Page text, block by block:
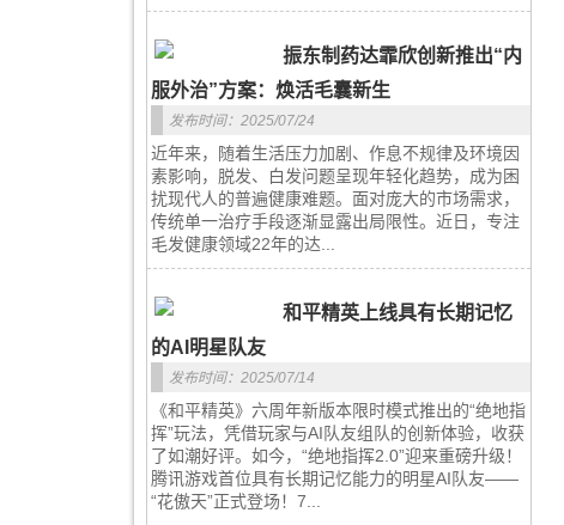
振东制药达霏欣创新推出“内
服外治”方案：焕活毛囊新生
发布时间：2025/07/24
近年来，随着生活压力加剧、作息不规律及环境因
素影响，脱发、白发问题呈现年轻化趋势，成为困
扰现代人的普遍健康难题。面对庞大的市场需求，
传统单一治疗手段逐渐显露出局限性。近日，专注
毛发健康领域22年的达...
和平精英上线具有长期记忆
的AI明星队友
发布时间：2025/07/14
《和平精英》六周年新版本限时模式推出的“绝地指
挥”玩法，凭借玩家与AI队友组队的创新体验，收获
了如潮好评。如今，“绝地指挥2.0”迎来重磅升级！
腾讯游戏首位具有长期记忆能力的明星AI队友——
“花傲天”正式登场！7...